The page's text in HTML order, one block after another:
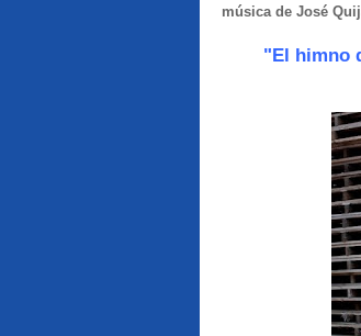
música de José
"El himno